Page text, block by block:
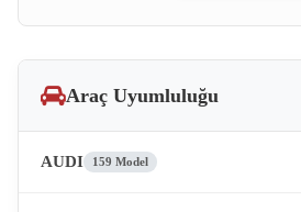
Araç Uyumluluğu
AUDI 159 Model